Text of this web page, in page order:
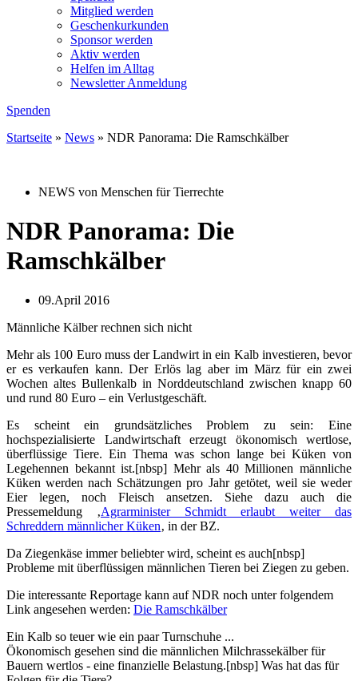
Mitglied werden
Geschenkurkunden
Sponsor werden
Aktiv werden
Helfen im Alltag
Newsletter Anmeldung
Spenden
Startseite » News » NDR Panorama: Die Ramschkälber
NEWS von Menschen für Tierrechte
NDR Panorama: Die
Ramschkälber
09.April 2016
Männliche Kälber rechnen sich nicht
Mehr als 100 Euro muss der Landwirt in ein Kalb investieren, bevor
er es verkaufen kann. Der Erlös lag aber im März für ein zwei
Wochen altes Bullenkalb in Norddeutschland zwischen knapp 60
und rund 80 Euro – ein Verlustgeschäft.
Es scheint ein grundsätzliches Problem zu sein: Eine
hochspezialisierte Landwirtschaft erzeugt ökonomisch wertlose,
überflüssige Tiere. Ein Thema was schon lange bei Küken von
Legehennen bekannt ist.[nbsp] Mehr als 40 Millionen männliche
Küken werden nach Schätzungen pro Jahr getötet, weil sie weder
Eier legen, noch Fleisch ansetzen. Siehe dazu auch die
Pressemeldung ‚Agrarminister Schmidt erlaubt weiter das
Schreddern männlicher Küken‚ in der BZ.
Da Ziegenkäse immer beliebter wird, scheint es auch[nbsp]
Probleme mit überflüssigen männlichen Tieren bei Ziegen zu geben.
Die interessante Reportage kann auf NDR noch unter folgendem
Link angesehen werden: Die Ramschkälber
Ein Kalb so teuer wie ein paar Turnschuhe ...
Ökonomisch gesehen sind die männlichen Milchrassekälber für
Bauern wertlos - eine finanzielle Belastung.[nbsp] Was hat das für